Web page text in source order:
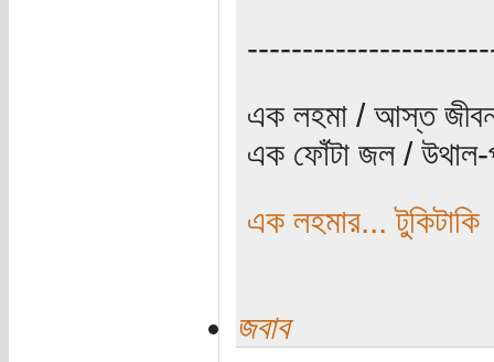
এক লহমা / আস্ত
এক ফোঁটা জল /
এক লহমার... টুকিটাকি
জবাব